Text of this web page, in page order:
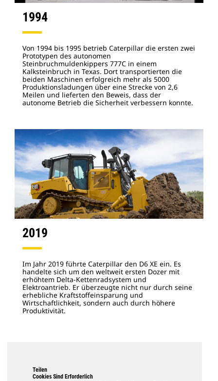
1994
Von 1994 bis 1995 betrieb Caterpillar die ersten zwei
Prototypen des autonomen
Steinbruchmuldenkippers 777C in einem
Kalksteinbruch in Texas. Dort transportierten die
beiden Maschinen erfolgreich mehr als 5000
Produktionsladungen über eine Strecke von 2,6
Meilen und lieferten den Beweis, dass der
autonome Betrieb die Sicherheit verbessern konnte.
2019
Im Jahr 2019 führte Caterpillar den D6 XE ein. Es
handelte sich um den weltweit ersten Dozer mit
erhöhtem Delta-Kettenradsystem und
Elektroantrieb. Er überzeugte nicht nur durch seine
erhebliche Kraftstoffeinsparung und
Wirtschaftlichkeit, sondern auch durch höhere
Produktivität.
Teilen
Cookies Sind Erforderlich